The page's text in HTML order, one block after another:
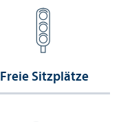
Freie Sitzplätze